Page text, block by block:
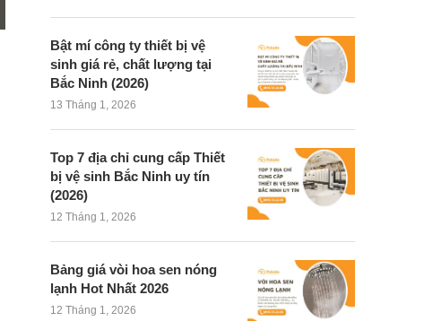
Bật mí công ty thiết bị vệ
sinh giá rẻ, chất lượng tại
Bắc Ninh (2026)
13 Tháng 1, 2026
Top 7 địa chỉ cung cấp Thiết
bị vệ sinh Bắc Ninh uy tín
(2026)
12 Tháng 1, 2026
Bảng giá vòi hoa sen nóng
lạnh Hot Nhất 2026
12 Tháng 1, 2026